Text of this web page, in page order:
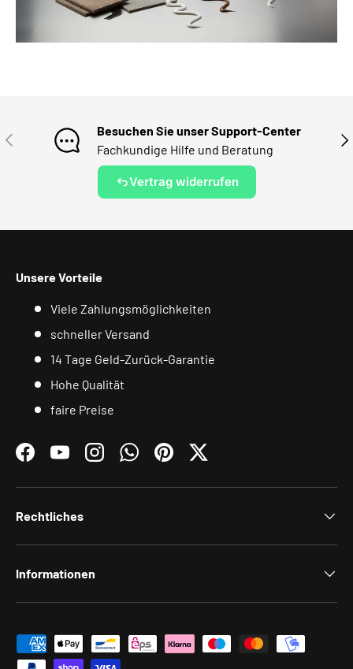
VORHERIGE
Besuchen Sie unser Support-Center
Fachkundige Hilfe und Beratung
Vertrag widerrufen
Unsere Vorteile
Viele Zahlungsmöglichkeiten
schneller Versand
14 Tage Geld-Zurück-Garantie
Hohe Qualität
faire Preise
FacebookYouTubeInstagramWhatsAppPinterestTwitter
Rechtliches
Informationen
Zahlungsmethoden